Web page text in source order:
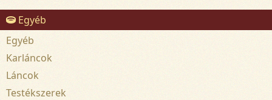
Egyéb
Egyéb
Karláncok
Láncok
Testékszerek